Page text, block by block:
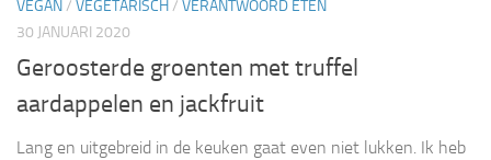
VEGAN/ VEGETARISCH/ VERANTWOORD ETEN
30 JANUARI 2020
Geroosterde groenten met truffel
aardappelen en jackfruit
Lang en uitgebreid in de keuken gaat even niet lukken. Ik heb